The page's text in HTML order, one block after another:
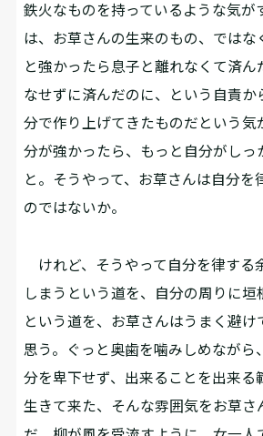
鉄火なものを持っているような気が
は、お草さんの生来のもの、ではな
と強かったら息子と離れなくて済ん
なせずに済んだのに、という自責か
分で作り上げてきたものだという気
分が強かったら、もっと自分がしっ
と。そうやって、お草さんは自分を
のではないか。
けれど、そうやって自分を律する
しまうという道を、自分の周りに垣
という道を、お草さんはうまく避け
思う。ぐっと奥歯を噛みしめながら
分を卑下せず、出来ることを出来る
生きて来た、そんな雰囲気をお草さ